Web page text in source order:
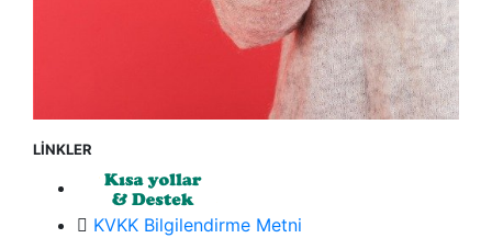
LİNKLER
KVKK Bilgilendirme Metni